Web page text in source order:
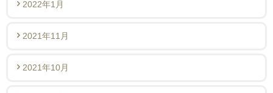
2022年1月
2021年11月
2021年10月